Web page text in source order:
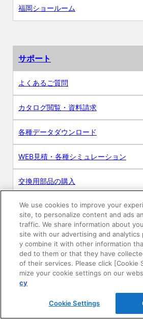
福岡ショールーム
サポート
よくあるご質問
カタログ閲覧・資料請求
各種データダウンロード
WEB見積・各種シミュレーション
交換用部品の購入
修理・点検
お問い合わせ
ログイン
建築・設計関係者様向けサイト
ユーザー登録サービス
We use cookies to improve your
site, to personalize content and ads
traffic. We share information about
site with our advertising and analytics
y combine it with other information
ded to them or that they have
of their services. Please click [Cookie
mize your cookie settings on our
cy
Cookie Settings